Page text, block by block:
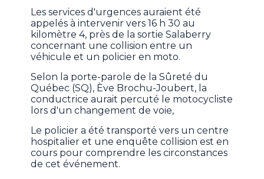
Les services d'urgences auraient été
appelés à intervenir vers 16 h 30 au
kilomètre 4, près de la sortie Salaberry
concernant une collision entre un
véhicule et un policier en moto.
Selon la porte-parole de la Sûreté du
Québec (SQ), Ève Brochu-Joubert, la
conductrice aurait percuté le motocycliste
lors d'un changement de voie,
Le policier a été transporté vers un centre
hospitalier et une enquête collision est en
cours pour comprendre les circonstances
de cet événement.